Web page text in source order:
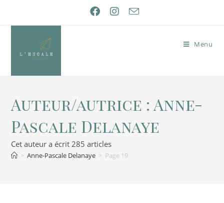
Menu
Auteur/autrice : Anne-
Pascale Delanaye
Cet auteur a écrit 285 articles
> Anne-Pascale Delanaye > Page 19